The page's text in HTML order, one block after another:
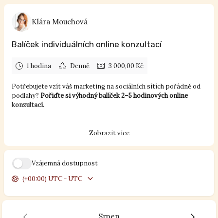
Klára Mouchová
Balíček individuálních online konzultací
1 hodina Denně 3 000,00 Kč
Potřebujete vzít váš marketing na sociálních sítích pořádně od
podlahy? Pořiďte si výhodný balíček 2–5 hodinových online
konzultací.
konzultace obsahu a obsahové strategie
Konzultace probíhají online pomocí služby Google Meet.
Pro zdárný průběh naší konzultace bude fajn, abyste:
Zobrazit více
Vzájemná dostupnost
(+00:00) UTC - UTC